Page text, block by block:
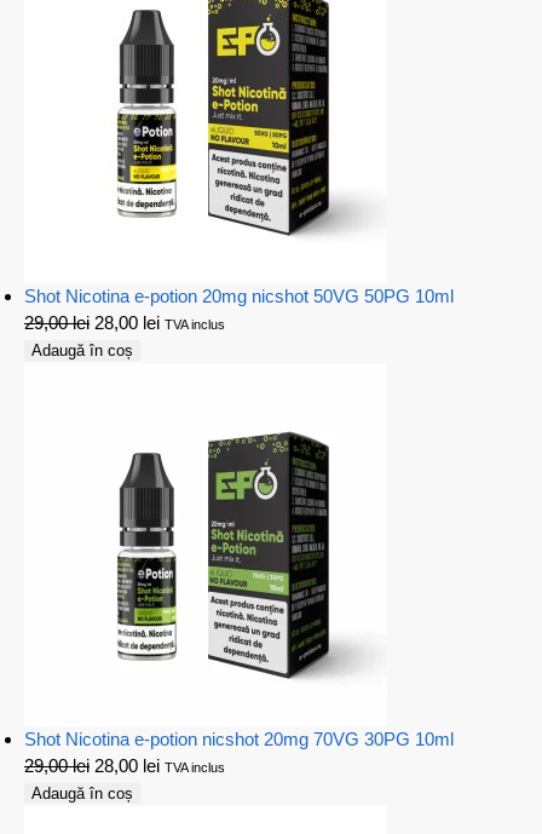
Shot Nicotina e-potion 20mg nicshot 50VG 50PG 10ml
29,00lei 28,00 lei TVA inclus
Adaugă în coș
Shot Nicotina e-potion nicshot 20mg 70VG 30PG 10ml
29,00lei 28,00 lei TVA inclus
Adaugă în coș